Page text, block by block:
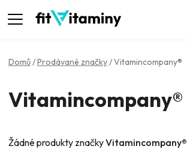
Domů/Prodávané značky/Vitamincompany®
Vitamincompany®
Žádné produkty značkyVitamincompany®